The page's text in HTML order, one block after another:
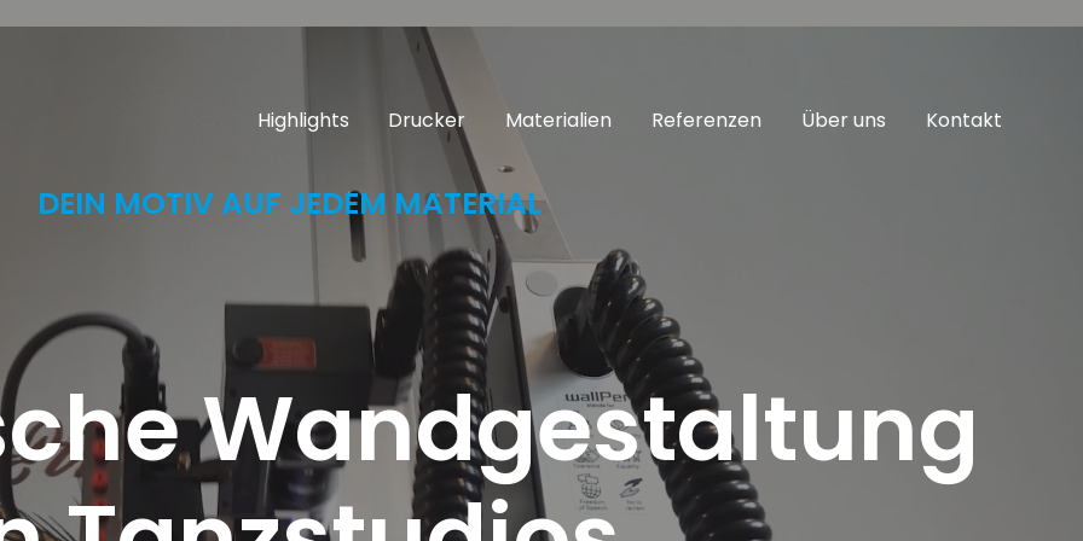
Highlights
Drucker Materialien Referenzen Über uns Kontakt
DEIN MOTIV AUF JEDEM MATERIAL
Wandgestaltung